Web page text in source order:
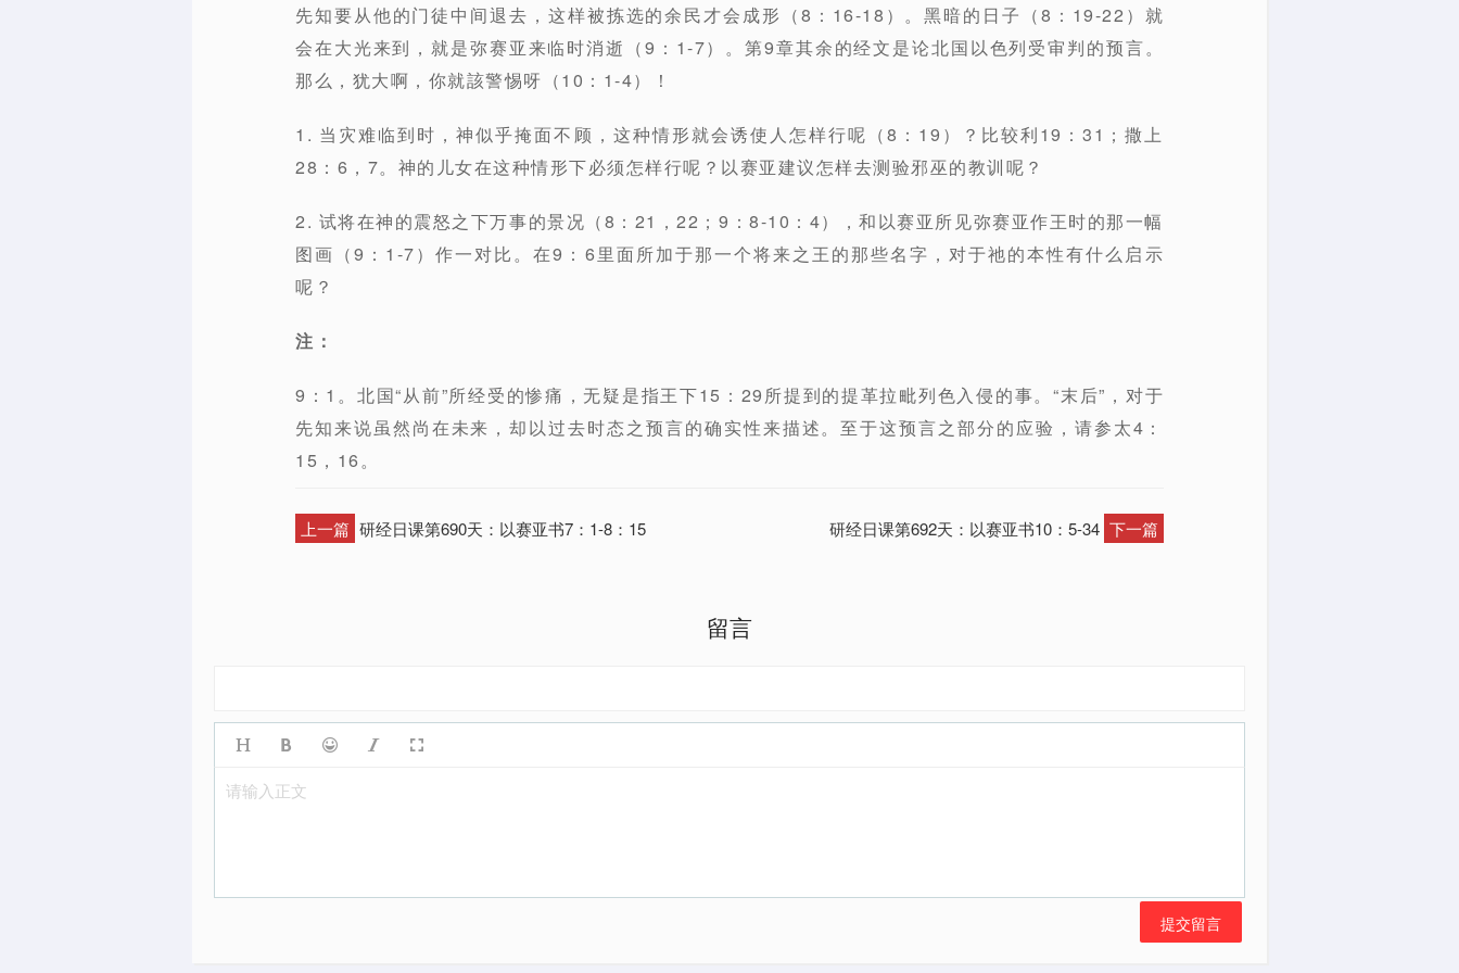
先知要从他的门徒中间退去，这样被拣选的余民才会成形（8：16-18）。黑暗的日子（8：19-22）就
会在大光来到，就是弥赛亚来临时消逝（9：1-7）。第9章其余的经文是论北国以色列受审判的预言。
那么，犹大啊，你就該警惕呀（10：1-4）！
1. 当灾难临到时，神似乎掩面不顾，这种情形就会诱使人怎样行呢（8：19）？比较利19：31；撒上
28：6，7。神的儿女在这种情形下必须怎样行呢？以赛亚建议怎样去测验邪巫的教训呢？
2. 试将在神的震怒之下万事的景况（8：21，22；9：8-10：4），和以赛亚所见弥赛亚作王时的那一幅
图画（9：1-7）作一对比。在9：6里面所加于那一个将来之王的那些名字，对于祂的本性有什么启示
呢？
注：
9：1。北国“从前”所经受的惨痛，无疑是指王下15：29所提到的提革拉毗列色入侵的事。“末后”，对于
先知来说虽然尚在未来，却以过去时态之预言的确实性来描述。至于这预言之部分的应验，请参太4：
15，16。
上一篇 研经日课第690天：以赛亚书7：1-8：15 研经日课第692天：以赛亚书10：5-34 下一篇
留言
请输入正文
提交留言